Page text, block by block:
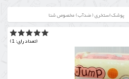
پوشک استخری ( ضدآب) مخصوص شنا
(تعداد رای: 1)